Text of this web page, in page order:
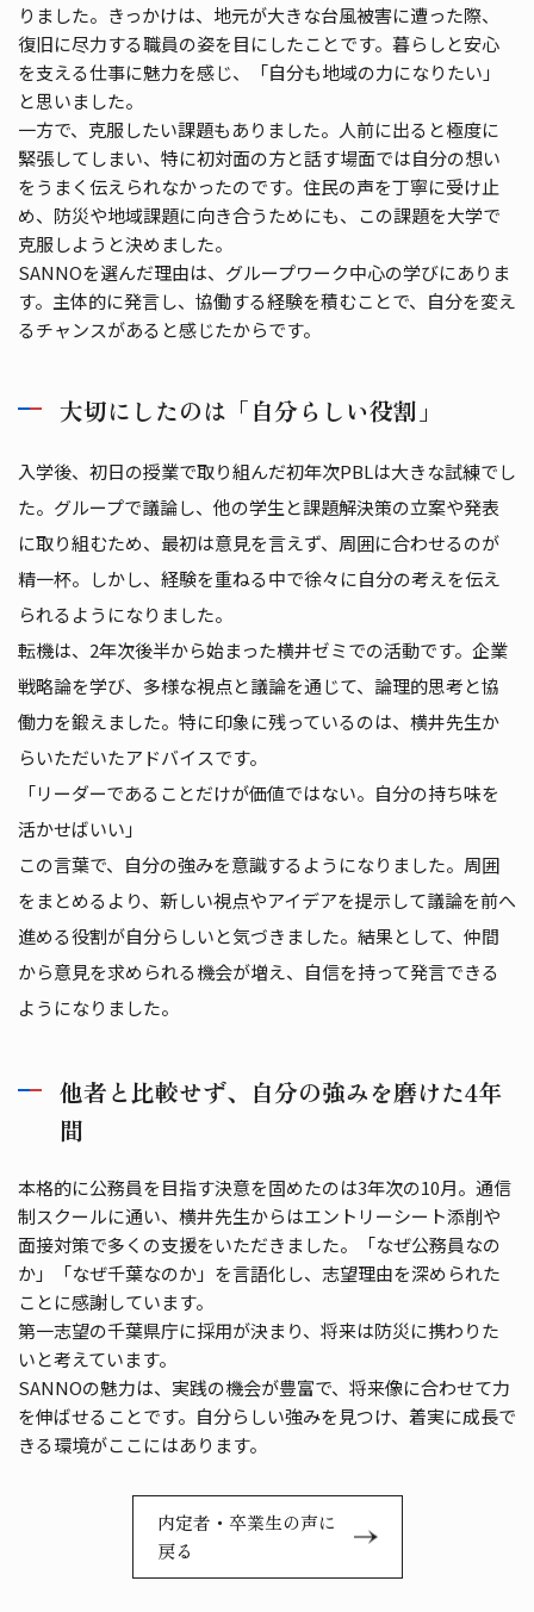
りました。きっかけは、地元が大きな台風被害に遭った際、
復旧に尽力する職員の姿を目にしたことです。暮らしと安心
を支える仕事に魅力を感じ、「自分も地域の力になりたい」
と思いました。
一方で、克服したい課題もありました。人前に出ると極度に
緊張してしまい、特に初対面の方と話す場面では自分の想い
をうまく伝えられなかったのです。住民の声を丁寧に受け止
め、防災や地域課題に向き合うためにも、この課題を大学で
克服しようと決めました。
SANNOを選んだ理由は、グループワーク中心の学びにありま
す。主体的に発言し、協働する経験を積むことで、自分を変え
るチャンスがあると感じたからです。
大切にしたのは「自分らしい役割」
入学後、初日の授業で取り組んだ初年次PBLは大きな試練でし
た。グループで議論し、他の学生と課題解決策の立案や発表
に取り組むため、最初は意見を言えず、周囲に合わせるのが
精一杯。しかし、経験を重ねる中で徐々に自分の考えを伝え
られるようになりました。
転機は、2年次後半から始まった横井ゼミでの活動です。企業
戦略論を学び、多様な視点と議論を通じて、論理的思考と協
働力を鍛えました。特に印象に残っているのは、横井先生か
らいただいたアドバイスです。
「リーダーであることだけが価値ではない。自分の持ち味を
活かせばいい」
この言葉で、自分の強みを意識するようになりました。周囲
をまとめるより、新しい視点やアイデアを提示して議論を前へ
進める役割が自分らしいと気づきました。結果として、仲間
から意見を求められる機会が増え、自信を持って発言できる
ようになりました。
他者と比較せず、自分の強みを磨けた4年
間
本格的に公務員を目指す決意を固めたのは3年次の10月。通信
制スクールに通い、横井先生からはエントリーシート添削や
面接対策で多くの支援をいただきました。「なぜ公務員なの
か」「なぜ千葉なのか」を言語化し、志望理由を深められた
ことに感謝しています。
第一志望の千葉県庁に採用が決まり、将来は防災に携わりた
いと考えています。
SANNOの魅力は、実践の機会が豊富で、将来像に合わせて力
を伸ばせることです。自分らしい強みを見つけ、着実に成長で
きる環境がここにはあります。
内定者・卒業生の声に
戻る